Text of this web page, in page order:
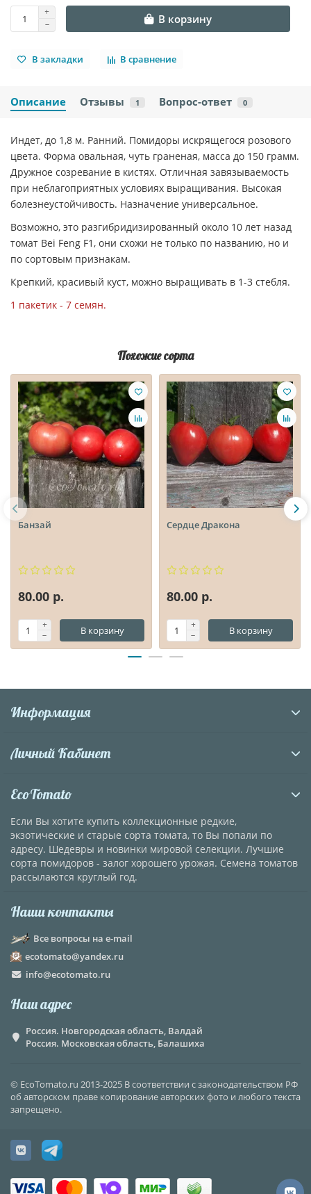
В корзину
В закладки В сравнение
Описание Отзывы 1 Вопрос-ответ 0
Индет, до 1,8 м. Ранний. Помидоры искрящегося розового
цвета. Форма овальная, чуть граненая, масса до 150 грамм.
Дружное созревание в кистях. Отличная завязываемость
при неблагоприятных условиях выращивания. Высокая
болезнеустойчивость. Назначение универсальное.
Возможно, это разгибридизированный около 10 лет назад
томат Bei Feng F1, они схожи не только по названию, но и
по сортовым признакам.
Крепкий, красивый куст, можно выращивать в 1-3 стебля.
1 пакетик - 7 семян.
Похожие сорта
Банзай
80.00 р.
В корзину
Сердце Дракона
80.00 р.
В корзину
Информация
Личный Кабинет
EcoTomato
Если Вы хотите купить коллекционные редкие,
экзотические и старые сорта томата, то Вы попали по
адресу. Шедевры и новинки мировой селекции. Лучшие
сорта помидоров - залог хорошего урожая. Семена томатов
рассылаются круглый год.
Наши контакты
Все вопросы на e-mail
ecotomato@yandex.ru
info@ecotomato.ru
Наш адрес
Россия. Новгородская область, Валдай
Россия. Московская область, Балашиха
© EcoTomato.ru 2013-2025 В соответствии с законодательством РФ
об авторском праве копирование авторских фото и любого текста
запрещено.